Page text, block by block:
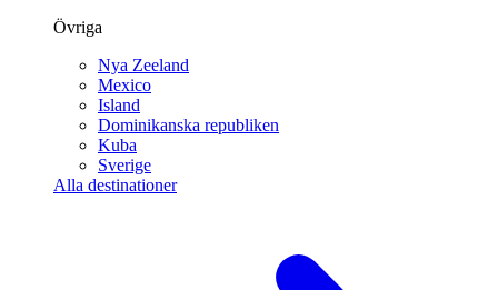
Övriga
Nya Zeeland
Mexico
Island
Dominikanska republiken
Kuba
Sverige
Alla destinationer